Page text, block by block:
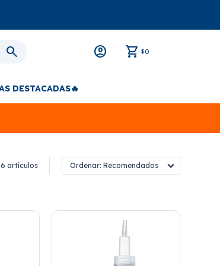
$0
DESTACADAS🔥
artículos Recomendados